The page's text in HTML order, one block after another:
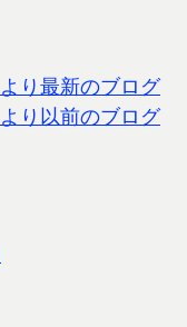
より最新のブログ
より以前のブログ